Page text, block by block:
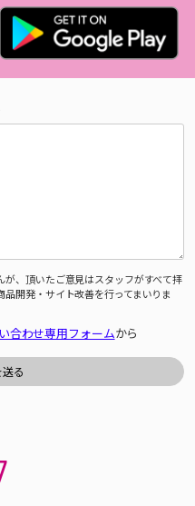
が、頂いたご意見はスタッフがすべて拝
開発・サイト改善を行ってまいりま
合わせ専用フォームから